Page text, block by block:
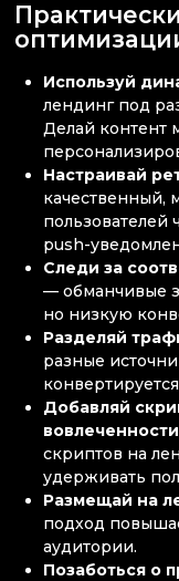
Используй
лендинг под
Делай контент
Настраивай
качественный,
пользователей
push-
Следи за
— обманчивые
но низкую
Разделяй
разные
Добавляй
вовлеченности
скриптов на
удерживать
Размещай на
подход
аудитории.
Позаботься о